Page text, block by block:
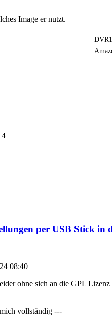
Image er nutzt.
per USB Stick in
08:40
ohne sich an die GPL
vollständig ---